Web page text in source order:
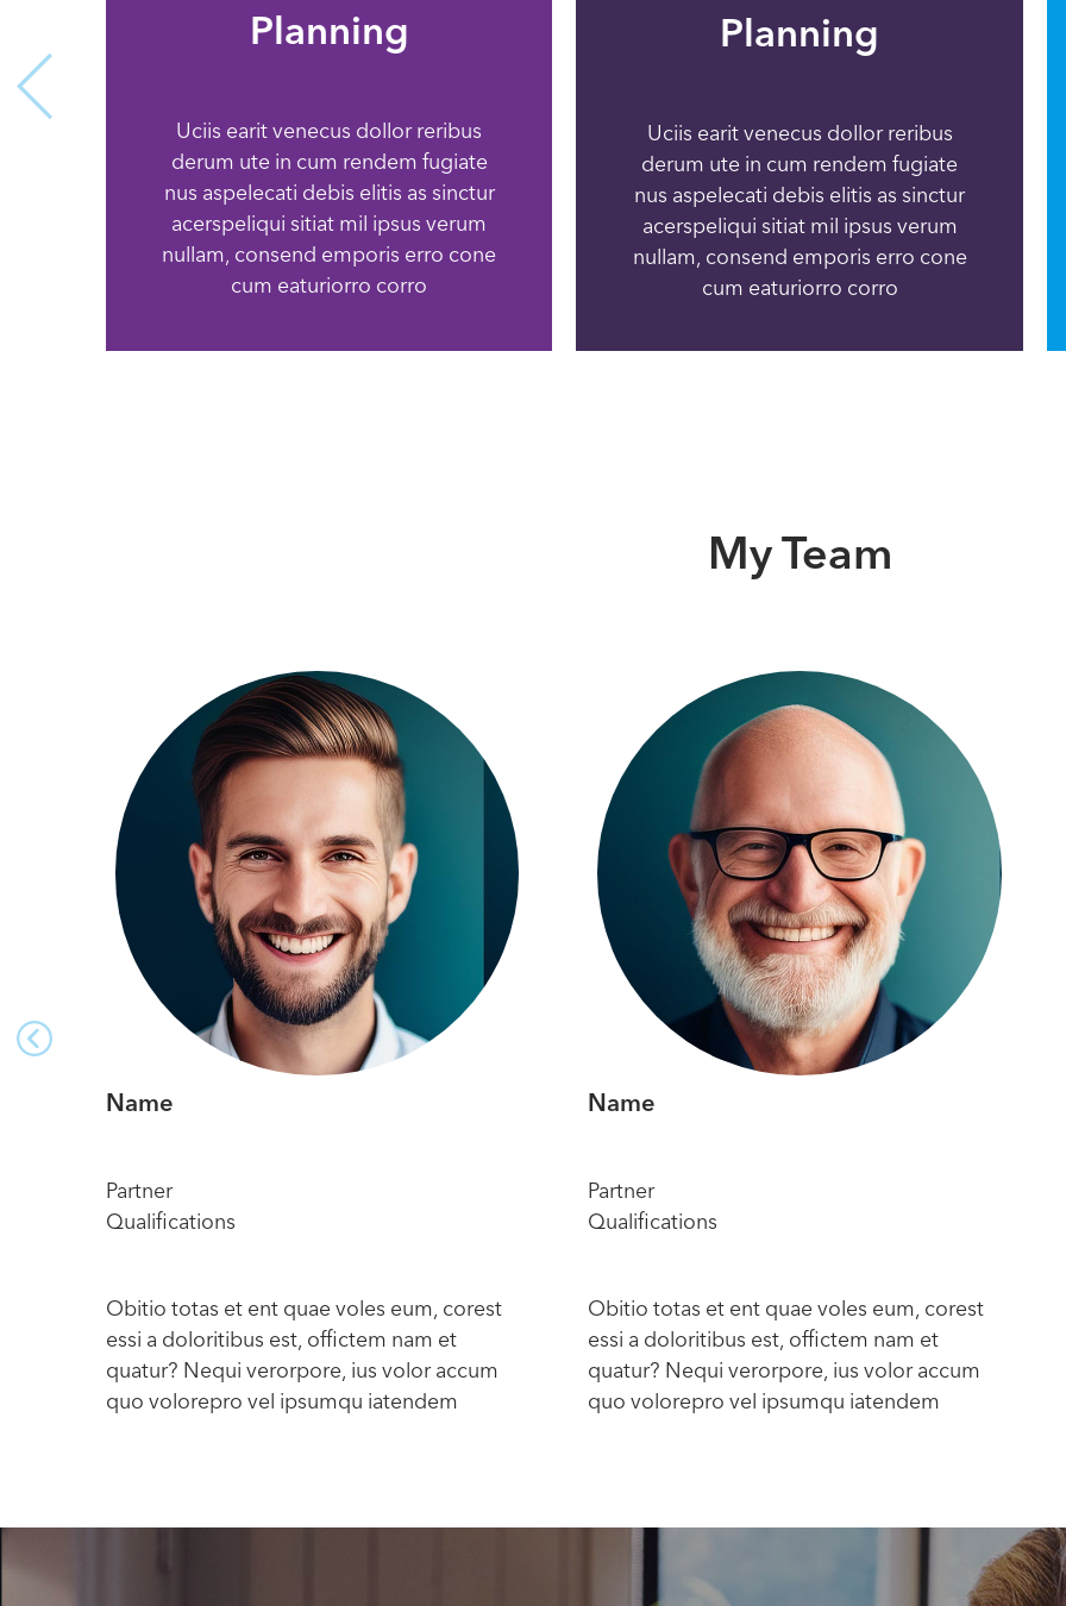
Planning
Uciis earit venecus dollor reribus
derum ute in cum rendem fugiate
nus aspelecati debis elitis as sinctur
acerspeliqui sitiat mil ipsus verum
nullam, consend emporis erro cone
cum eaturiorro corro
Planning
Uciis earit venecus dollor reribus
derum ute in cum rendem fugiate
nus aspelecati debis elitis as sinctur
acerspeliqui sitiat mil ipsus verum
nullam, consend emporis erro cone
cum eaturiorro corro
My Team
Name
Partner
Qualifications
Obitio totas et ent quae voles eum, corest
essi a doloritibus est, offictem nam et
quatur? Nequi verorpore, ius volor accum
quo volorepro vel ipsumqu iatendem
Name
Partner
Qualifications
Obitio totas et ent quae voles eum, corest
essi a doloritibus est, offictem nam et
quatur? Nequi verorpore, ius volor accum
quo volorepro vel ipsumqu iatendem